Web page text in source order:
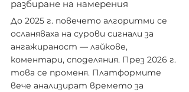
разбиране на намерения
До 2025 г. повечето алгоритми се
осланяваха на сурови сигнали за
ангажираност — лайкове,
коментари, споделяния. През 2026 г.
това се променя. Платформите
вече анализират времето за